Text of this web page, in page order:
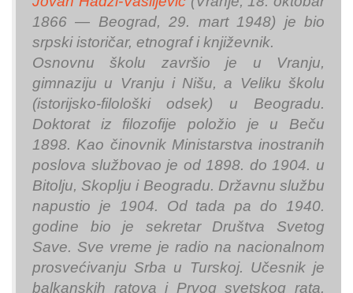
1866 — Beograd, 29. mart 1948) je bio
srpski istoričar, etnograf i književnik.
Osnovnu školu završio je u Vranju,
gimnaziju u Vranju i Nišu, a Veliku školu
(istorijsko-filološki odsek) u Beogradu.
Doktorat iz filozofije položio je u Beču
1898. Kao činovnik Ministarstva inostranih
poslova službovao je od 1898. do 1904. u
Bitolju, Skoplju i Beogradu. Državnu službu
napustio je 1904. Od tada pa do 1940.
godine bio je sekretar Društva Svetog
Save. Sve vreme je radio na nacionalnom
prosvećivanju Srba u Turskoj. Učesnik je
balkanskih ratova i Prvog svetskog rata.